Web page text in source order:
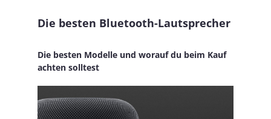
Die besten Bluetooth-Lautsprecher
Die besten Modelle und worauf du beim Kauf
achten solltest